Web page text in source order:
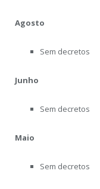
Agosto
Sem decretos
Junho
Sem decretos
Maio
Sem decretos